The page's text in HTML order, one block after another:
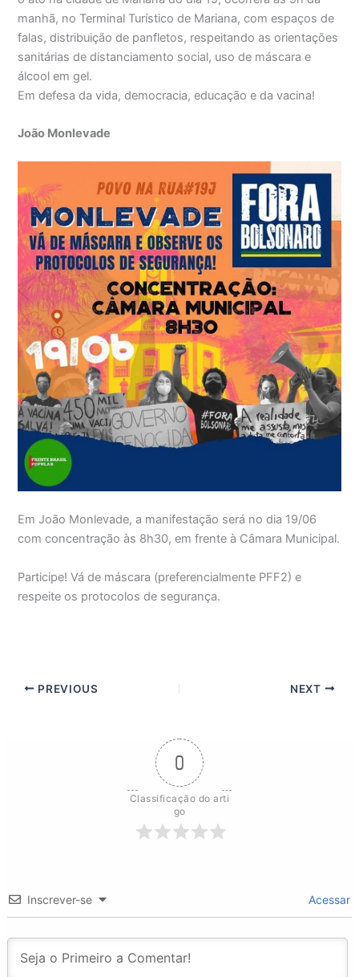
manhã, no Terminal Turístico de Mariana, com espaços de
falas, distribuição de panfletos, respeitando as orientações
sanitárias de distanciamento social, uso de máscara e
álcool em gel.
Em defesa da vida, democracia, educação e da vacina!
João Monlevade
Em João Monlevade, a manifestação será no dia 19/06
com concentração às 8h30, em frente à Câmara Municipal.
Participe! Vá de máscara (preferencialmente PFF2) e
respeite os protocolos de segurança.
PREVIOUS NEXT
0
Classificação do arti
go
Inscrever-se Acessar